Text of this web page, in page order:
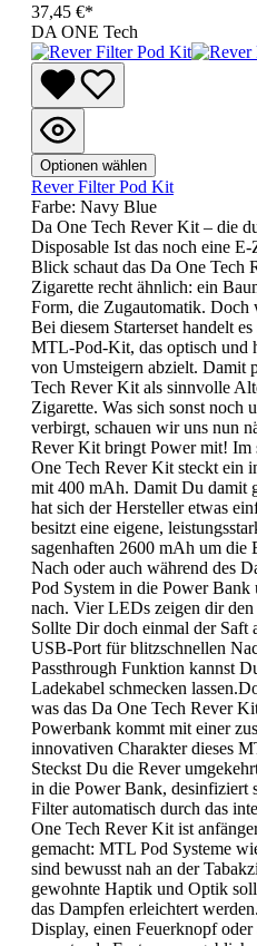
37,45 €*
DA ONE Tech
Optionen wählen
Rever Filter Pod Kit
Farbe: Navy Blue
Da One Tech Rever Kit – die
Disposable Ist das noch eine
Blick schaut das Da One Tech
Zigarette recht ähnlich: ein
Form, die Zugautomatik.
Bei diesem Starterset handelt
MTL-Pod-Kit, das optisch und
von Umsteigern abzielt. Damit
Tech Rever Kit als sinnvolle
Zigarette. Was sich sonst noch
verbirgt, schauen wir uns nun
Rever Kit bringt Power mit! Im
One Tech Rever Kit steckt ein
mit 400 mAh. Damit Du damit
hat sich der Hersteller etwas
besitzt eine eigene,
sagenhaften 2600 mAh um die
Nach oder auch während des
Pod System in die Power Bank
nach. Vier LEDs zeigen dir
Sollte Dir doch einmal der Saft
USB-Port für blitzschnellen
Passthrough Funktion kannst
Ladekabel schmecken
was das Da One Tech Rever
Powerbank kommt mit einer
innovativen Charakter dieses
Steckst Du die Rever
in die Power Bank, desinfiziert
Filter automatisch durch das
One Tech Rever Kit ist
gemacht: MTL Pod Systeme
sind bewusst nah an der
gewohnte Haptik und Optik soll
das Dampfen erleichtert
Display, einen Feuerknopf